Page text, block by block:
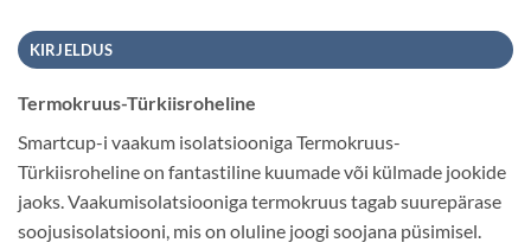
KIRJELDUS
Termokruus-Türkiisroheline
Smartcup-i vaakum isolatsiooniga Termokruus-
Türkiisroheline on fantastiline kuumade või külmade jookide
jaoks. Vaakumisolatsiooniga termokruus tagab suurepärase
soojusisolatsiooni, mis on oluline joogi soojana püsimisel.